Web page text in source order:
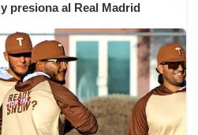
presiona al Real Madrid